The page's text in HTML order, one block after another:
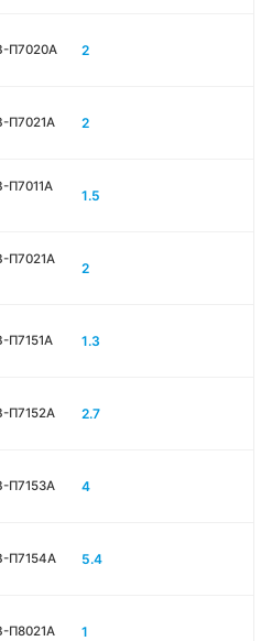
П7020A 2
П7021A 2
П7011A
1.5
П7021A
2
П7151A 1.3
П7152A 2.7
П7153A 4
П7154A 5.4
П8021A 1